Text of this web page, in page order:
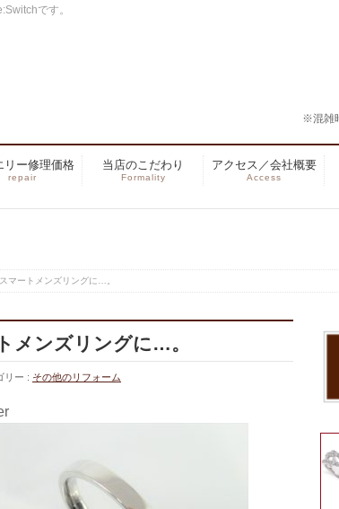
です。
※混雑
リー修理価格
repair
当店のこだわり
Formality
アクセス／会社概要
Access
マートメンズリングに…。
メンズリングに…。
リー : その他のリフォーム